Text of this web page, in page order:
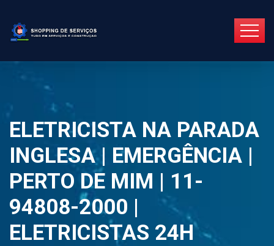
ELETRICISTA NA PARADA
INGLESA | EMERGÊNCIA |
PERTO DE MIM | 11-
94808-2000 |
ELETRICISTAS 24H